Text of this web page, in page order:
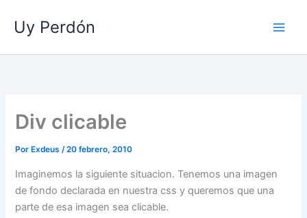
contenido
Uy Perdón
Div clicable
Por Exdeus/20 febrero, 2010
Imaginemos la siguiente situacion. Tenemos una imagen
de fondo declarada en nuestra css y queremos que una
parte de esa imagen sea clicable.